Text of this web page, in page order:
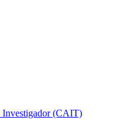
Investigador (CAIT)